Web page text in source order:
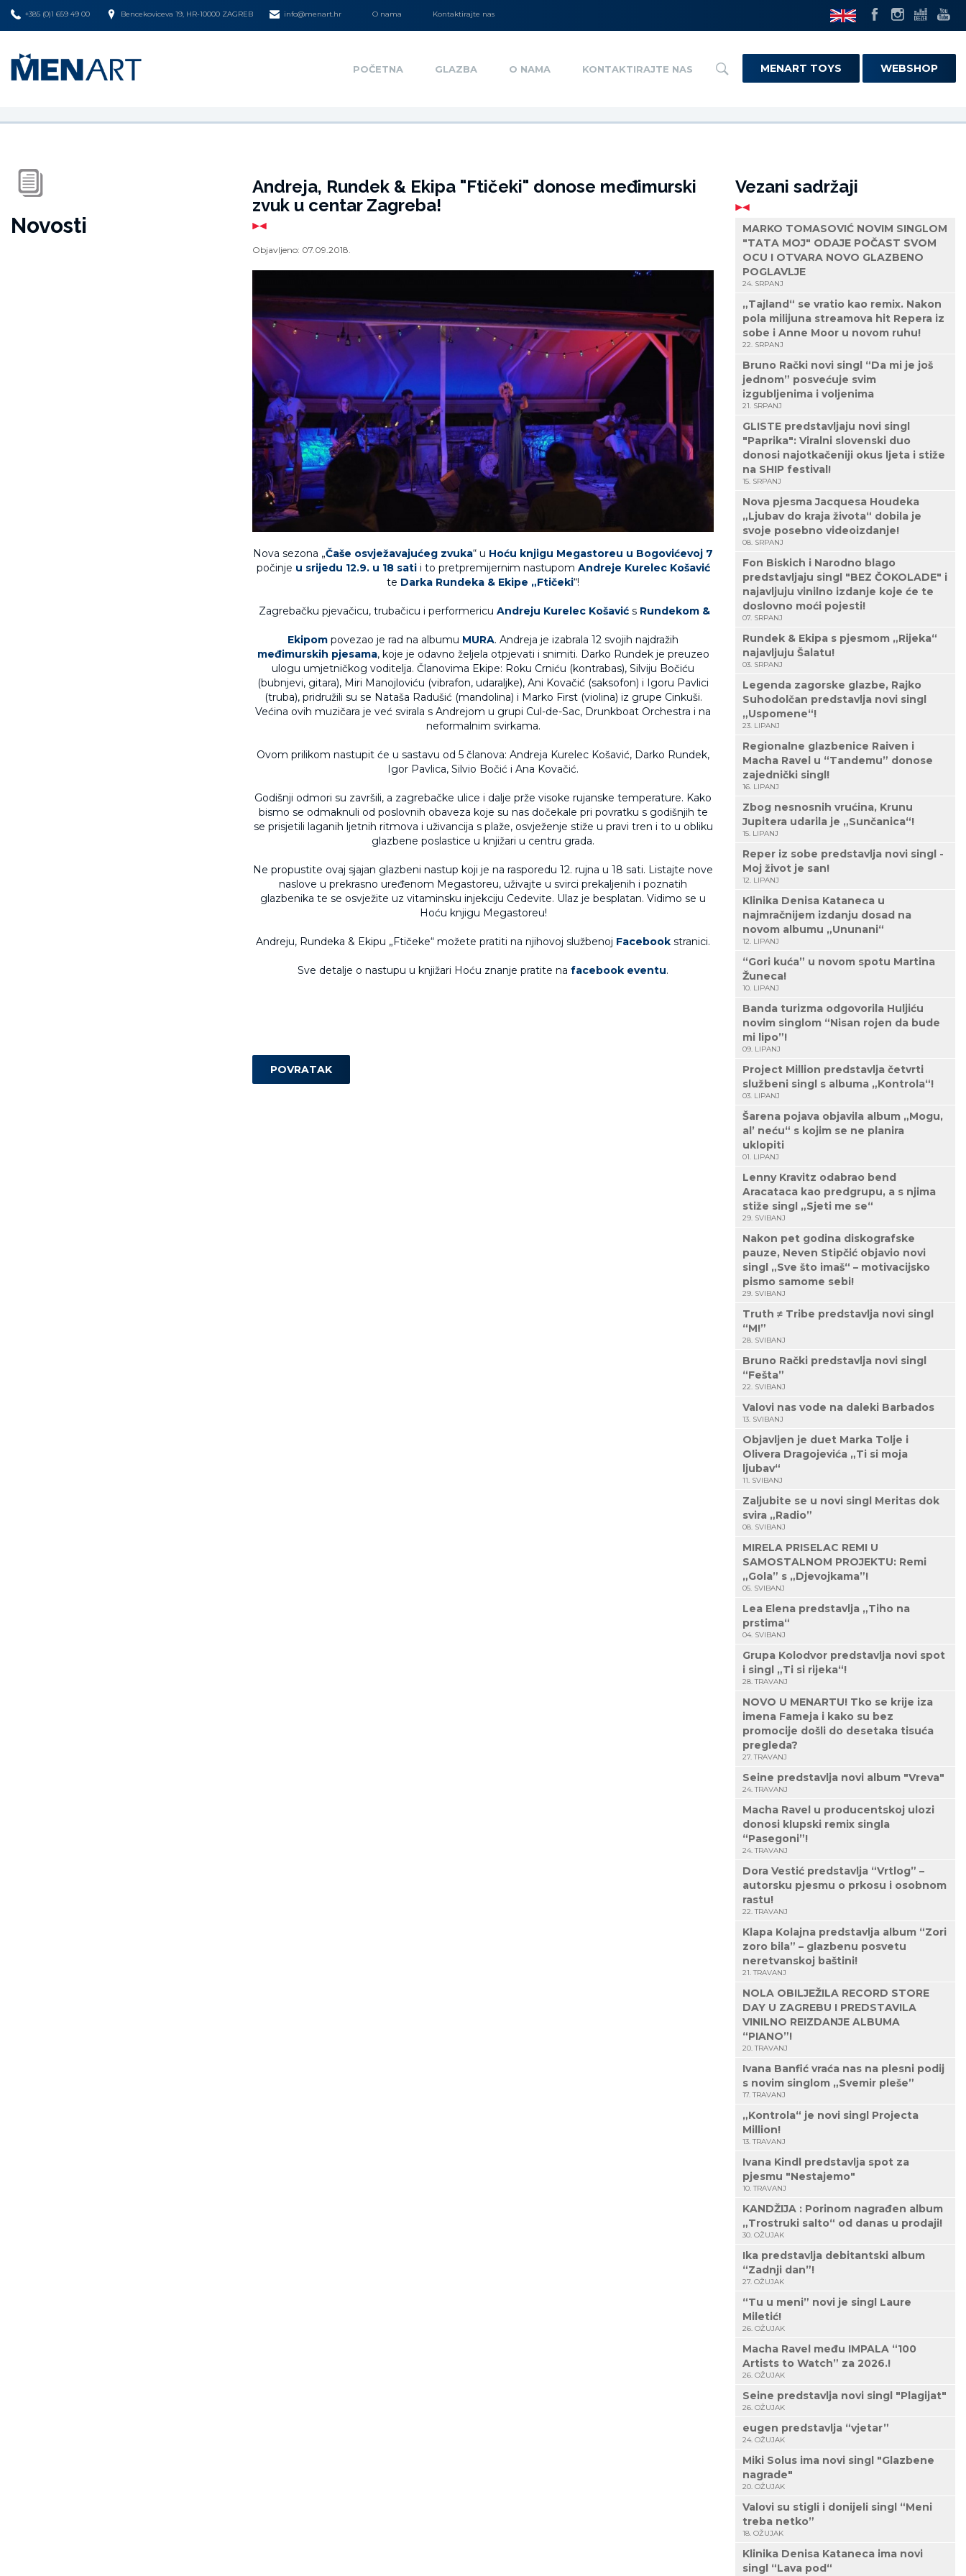
+385 (0)1 659 49 00 Bencekoviceva 19, HR-10000 ZAGREB info@menart.hr O nama Kontaktirajte nas
POČETNA GLAZBA O NAMA KONTAKTIRAJTE NAS MENART TOYS WEBSHOP
Novosti
Andreja, Rundek & Ekipa "Ftičeki" donose međimurski
zvuk u centar Zagreba!
Objavljeno: 07.09.2018.
Nova sezona „Čaše osvježavajućeg zvuka“ u Hoću knjigu Megastoreu u Bogovićevoj 7
počinje u srijedu 12.9. u 18 satii to pretpremijernim nastupom Andreje Kurelec Košavić
te Darka Rundeka & Ekipe „Ftičeki“!
Zagrebačku pjevačicu, trubačicu i performericu Andreju Kurelec Košavić s Rundekom &
Ekipom povezao je rad na albumu MURA. Andreja je izabrala 12 svojih najdražih
međimurskih pjesama, koje je odavno željela otpjevati i snimiti. Darko Rundek je preuzeo
ulogu umjetničkog voditelja. Članovima Ekipe: Roku Crniću (kontrabas), Silviju Bočiću
(bubnjevi, gitara), Miri Manojloviću (vibrafon, udaraljke), Ani Kovačić (saksofon) i Igoru Pavlici
(truba), pridružili su se Nataša Radušić (mandolina) i Marko First (violina) iz grupe Cinkuši.
Većina ovih muzičara je već svirala s Andrejom u grupi Cul-de-Sac, Drunkboat Orchestra i na
neformalnim svirkama.
Ovom prilikom nastupit će u sastavu od 5 članova: Andreja Kurelec Košavić, Darko Rundek,
Igor Pavlica, Silvio Bočić i Ana Kovačić.
Godišnji odmori su završili, a zagrebačke ulice i dalje prže visoke rujanske temperature. Kako
bismo se odmaknuli od poslovnih obaveza koje su nas dočekale pri povratku s godišnjih te
se prisjetili laganih ljetnih ritmova i uživancija s plaže, osvježenje stiže u pravi tren i to u obliku
glazbene poslastice u knjižari u centru grada.
Ne propustite ovaj sjajan glazbeni nastup koji je na rasporedu 12. rujna u 18 sati. Listajte nove
naslove u prekrasno uređenom Megastoreu, uživajte u svirci prekaljenih i poznatih
glazbenika te se osvježite uz vitaminsku injekciju Cedevite. Ulaz je besplatan. Vidimo se u
Hoću knjigu Megastoreu!
Andreju, Rundeka & Ekipu „Ftičeke“ možete pratiti na njihovoj službenoj Facebook stranici.
Sve detalje o nastupu u knjižari Hoću znanje pratite na facebook eventu.
POVRATAK
Vezani sadržaji
MARKO TOMASOVIĆ NOVIM SINGLOM
"TATA MOJ" ODAJE POČAST SVOM
OCU I OTVARA NOVO GLAZBENO
POGLAVLJE
24. SRPANJ
„Tajland“ se vratio kao remix. Nakon
pola milijuna streamova hit Repera iz
sobe i Anne Moor u novom ruhu!
22. SRPANJ
Bruno Rački novi singl “Da mi je još
jednom” posvećuje svim
izgubljenima i voljenima
21. SRPANJ
GLISTE predstavljaju novi singl
"Paprika": Viralni slovenski duo
donosi najotkačeniji okus ljeta i stiže
na SHIP festival!
15. SRPANJ
Nova pjesma Jacquesa Houdeka
„Ljubav do kraja života“ dobila je
svoje posebno videoizdanje!
08. SRPANJ
Fon Biskich i Narodno blago
predstavljaju singl "BEZ ČOKOLADE" i
najavljuju vinilno izdanje koje će te
doslovno moći pojesti!
07. SRPANJ
Rundek & Ekipa s pjesmom „Rijeka“
najavljuju Šalatu!
03. SRPANJ
Legenda zagorske glazbe, Rajko
Suhodolčan predstavlja novi singl
„Uspomene“!
23. LIPANJ
Regionalne glazbenice Raiven i
Macha Ravel u “Tandemu” donose
zajednički singl!
16. LIPANJ
Zbog nesnosnih vrućina, Krunu
Jupitera udarila je „Sunčanica“!
15. LIPANJ
Reper iz sobe predstavlja novi singl -
Moj život je san!
12. LIPANJ
Klinika Denisa Kataneca u
najmračnijem izdanju dosad na
novom albumu „Ununani“
12. LIPANJ
“Gori kuća” u novom spotu Martina
Žuneca!
10. LIPANJ
Banda turizma odgovorila Huljiću
novim singlom “Nisan rojen da bude
mi lipo”!
09. LIPANJ
Project Million predstavlja četvrti
službeni singl s albuma „Kontrola“!
03. LIPANJ
Šarena pojava objavila album „Mogu,
al’ neću“ s kojim se ne planira
uklopiti
01. LIPANJ
Lenny Kravitz odabrao bend
Aracataca kao predgrupu, a s njima
stiže singl „Sjeti me se“
29. SVIBANJ
Nakon pet godina diskografske
pauze, Neven Stipčić objavio novi
singl „Sve što imaš“ – motivacijsko
pismo samome sebi!
29. SVIBANJ
Truth ≠ Tribe predstavlja novi singl
“M!”
28. SVIBANJ
Bruno Rački predstavlja novi singl
“Fešta”
22. SVIBANJ
Valovi nas vode na daleki Barbados
13. SVIBANJ
Objavljen je duet Marka Tolje i
Olivera Dragojevića „Ti si moja
ljubav“
11. SVIBANJ
Zaljubite se u novi singl Meritas dok
svira „Radio”
08. SVIBANJ
MIRELA PRISELAC REMI U
SAMOSTALNOM PROJEKTU: Remi
„Gola” s „Djevojkama”!
05. SVIBANJ
Lea Elena predstavlja „Tiho na
prstima“
04. SVIBANJ
Grupa Kolodvor predstavlja novi spot
i singl „Ti si rijeka“!
28. TRAVANJ
NOVO U MENARTU! Tko se krije iza
imena Fameja i kako su bez
promocije došli do desetaka tisuća
pregleda?
27. TRAVANJ
Seine predstavlja novi album "Vreva"
24. TRAVANJ
Macha Ravel u producentskoj ulozi
donosi klupski remix singla
“Pasegoni”!
24. TRAVANJ
Dora Vestić predstavlja “Vrtlog” –
autorsku pjesmu o prkosu i osobnom
rastu!
22. TRAVANJ
Klapa Kolajna predstavlja album “Zori
zoro bila” – glazbenu posvetu
neretvanskoj baštini!
21. TRAVANJ
NOLA OBILJEŽILA RECORD STORE
DAY U ZAGREBU I PREDSTAVILA
VINILNO REIZDANJE ALBUMA
“PIANO”!
20. TRAVANJ
Ivana Banfić vraća nas na plesni podij
s novim singlom „Svemir pleše”
17. TRAVANJ
„Kontrola“ je novi singl Projecta
Million!
13. TRAVANJ
Ivana Kindl predstavlja spot za
pjesmu "Nestajemo"
10. TRAVANJ
KANDŽIJA : Porinom nagrađen album
„Trostruki salto“ od danas u prodaji!
30. OŽUJAK
Ika predstavlja debitantski album
“Zadnji dan”!
27. OŽUJAK
“Tu u meni” novi je singl Laure
Miletić!
26. OŽUJAK
Macha Ravel među IMPALA “100
Artists to Watch” za 2026.!
26. OŽUJAK
Seine predstavlja novi singl "Plagijat"
26. OŽUJAK
eugen predstavlja “vjetar”
24. OŽUJAK
Miki Solus ima novi singl "Glazbene
nagrade"
20. OŽUJAK
Valovi su stigli i donijeli singl “Meni
treba netko”
18. OŽUJAK
Klinika Denisa Kataneca ima novi
singl “Lava pod“